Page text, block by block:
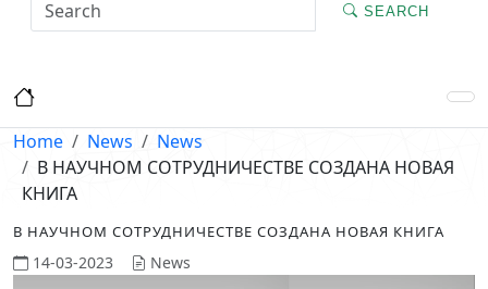
SEARCH
Home News
News
В НАУЧНОМ СОТРУДНИЧЕСТВЕ СОЗДАНА НОВАЯ
КНИГА
В НАУЧНОМ СОТРУДНИЧЕСТВЕ СОЗДАНА НОВАЯ КНИГА
14-03-2023 News